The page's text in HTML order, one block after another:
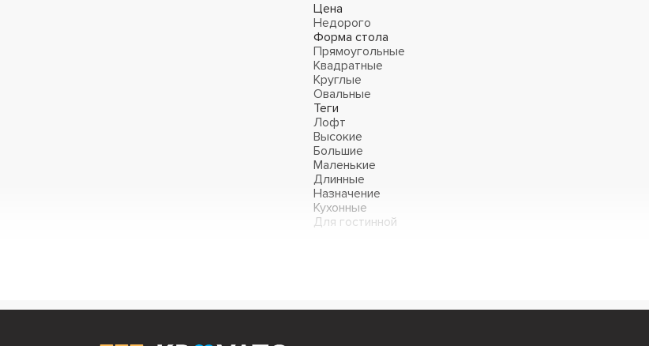
Цена
Недорого
Форма стола
Прямоугольные
Квадратные
Круглые
Овальные
Теги
Лофт
Высокие
Большие
Маленькие
Длинные
Назначение
Кухонные
Для гостинной